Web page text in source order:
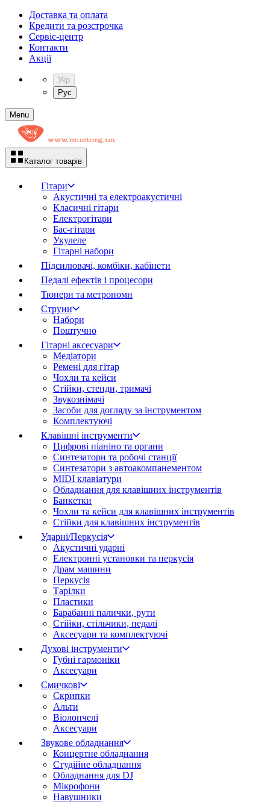
Доставка та оплата
Кредити та розстрочка
Сервіc-центр
Контакти
Акції
Укр
Рус
Menu
Каталог товарів
Гітари
Акустичні та електроакустичні
Класичні гітари
Електрогітари
Бас-гітари
Укулеле
Гітарні набори
Підсилювачі, комбіки, кабінети
Педалі ефектів і процесори
Тюнери та метрономи
Струни
Набори
Поштучно
Гітарні аксесуари
Медіатори
Ремені для гітар
Чохли та кейси
Стійки, стенди, тримачі
Звукознімачі
Засоби для догляду за інструментом
Комплектуючі
Клавішні інструменти
Цифрові піаніно та органи
Синтезатори та робочі станції
Синтезатори з автоакомпанементом
MIDI клавіатури
Обладнання для клавішних інструментів
Банкетки
Чохли та кейси для клавішних інструментів
Стійки для клавішних інструментів
Ударні/Перкусія
Акустичні ударні
Електронні установки та перкусія
Драм машини
Перкусія
Тарілки
Пластики
Барабанні палички, рути
Стійки, стільчики, педалі
Аксесуари та комплектуючі
Духові інструменти
Губні гармоніки
Аксесуари
Смичкові
Скрипки
Альти
Віолончелі
Аксесуари
Звукове обладнання
Концертне обладнання
Студійне обладнання
Обладнання для DJ
Мікрофони
Навушники